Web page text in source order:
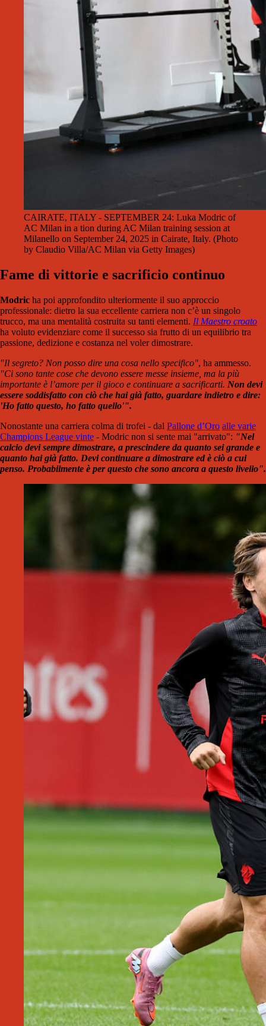
CAIRATE, ITALY - SEPTEMBER 24: Luka Modric of
AC Milan in a tion during AC Milan training session at
Milanello on September 24, 2025 in Cairate, Italy. (Photo
by Claudio Villa/AC Milan via Getty Images)
Fame di vittorie e sacrificio continuo
Modric ha poi approfondito ulteriormente il suo approccio
professionale: dietro la sua eccellente carriera non c’è un singolo
trucco, ma una mentalità costruita su tanti elementi. Il Maestro croato
ha voluto evidenziare come il successo sia frutto di un equilibrio tra
passione, dedizione e costanza nel voler dimostrare.
"Il segreto? Non posso dire una cosa nello specifico", ha ammesso.
"Ci sono tante cose che devono essere messe insieme, ma la più
importante è l’amore per il gioco e continuare a sacrificarti. Non devi
essere soddisfatto con ciò che hai già fatto, guardare indietro e dire:
'Ho fatto questo, ho fatto quello'".
Nonostante una carriera colma di trofei - dal Pallone d’Oro alle varie
Champions League vinte - Modric non si sente mai "arrivato": "Nel
calcio devi sempre dimostrare, a prescindere da quanto sei grande e
quanto hai già fatto. Devi continuare a dimostrare ed è ciò a cui
penso. Probabilmente è per questo che sono ancora a questo livello".